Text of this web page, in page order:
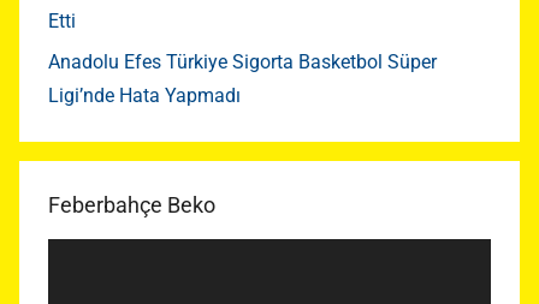
Etti
Anadolu Efes Türkiye Sigorta Basketbol Süper
Ligi’nde Hata Yapmadı
Feberbahçe Beko